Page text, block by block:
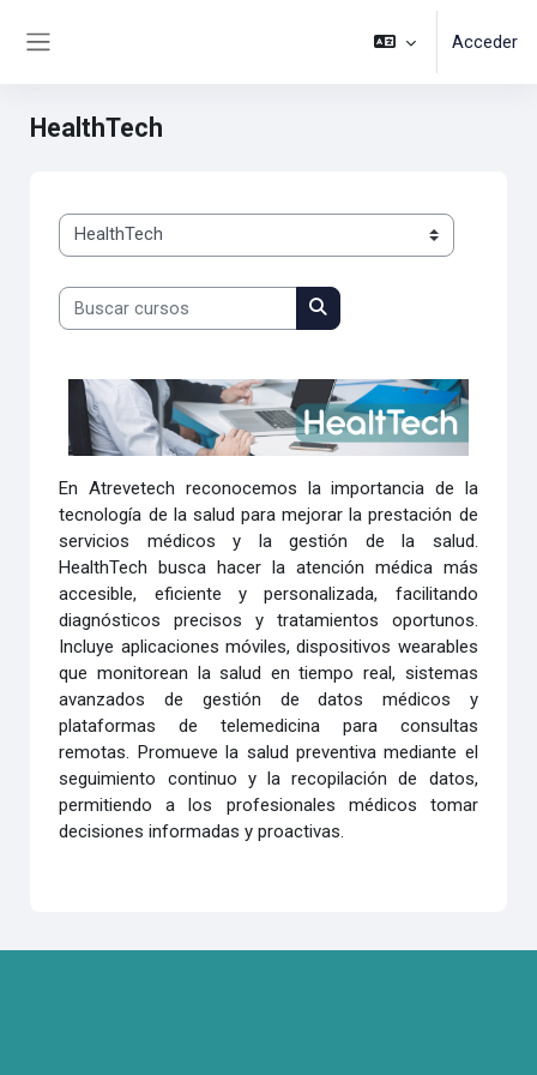
Acceder
HealthTech
Categorías
Buscar cursos
Buscar cursos
En Atrevetech reconocemos la importancia de la
tecnología de la salud para mejorar la prestación de
servicios médicos y la gestión de la salud.
HealthTech busca hacer la atención médica más
accesible, eficiente y personalizada, facilitando
diagnósticos precisos y tratamientos oportunos.
Incluye aplicaciones móviles, dispositivos wearables
que monitorean la salud en tiempo real, sistemas
avanzados de gestión de datos médicos y
plataformas de telemedicina para consultas
remotas. Promueve la salud preventiva mediante el
seguimiento continuo y la recopilación de datos,
permitiendo a los profesionales médicos tomar
decisiones informadas y proactivas.